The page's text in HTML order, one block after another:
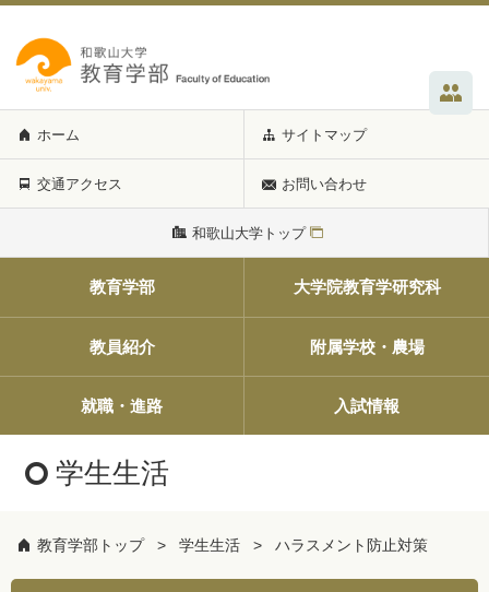
ホーム サイトマップ
交通アクセス お問い合わせ
和歌山大学トップ
教育学部 大学院教育学研究科
教員紹介 附属学校・農場
就職・進路 入試情報
学生生活
教育学部トップ 学生生活 ハラスメント防止対策